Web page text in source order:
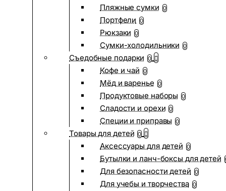
Пляжные сумки 0
Портфели 0
Рюкзаки 0
Сумки-холодильники 0
Съедобные подарки 0
Кофе и чай 0
Мёд и варенье 0
Продуктовые наборы 0
Сладости и орехи 0
Специи и приправы 0
Товары для детей 0
Аксессуары для детей 0
Бутылки и ланч-боксы для детей
Для безопасности детей 0
Для учебы и творчества 0